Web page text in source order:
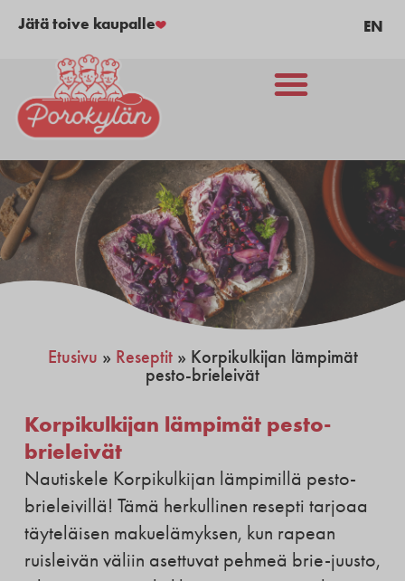
Jätä toive kaupalle EN
Etusivu » Reseptit» Korpikulkijan lämpimät
pesto-brieleivät
Korpikulkijan lämpimät pesto-
brieleivät
Nautiskele Korpikulkijan lämpimillä pesto-
brieleivillä! Tämä herkullinen resepti tarjoaa
täyteläisen makuelämyksen, kun rapean
ruisleivän väliin asettuvat pehmeä brie-juusto,